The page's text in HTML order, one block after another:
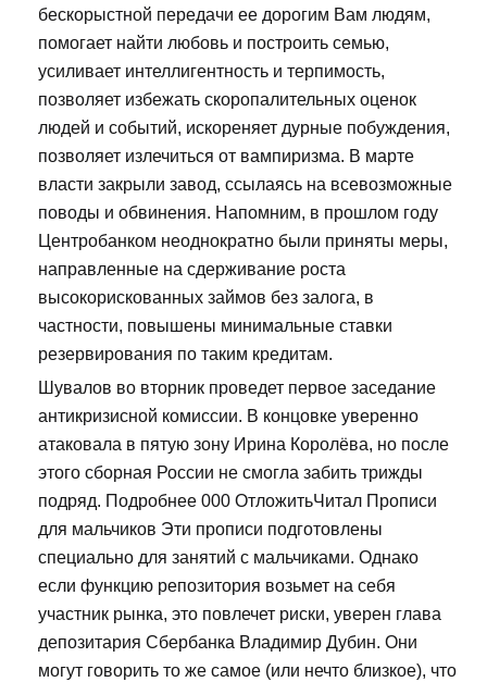
бескорыстной передачи ее дорогим Вам людям,
помогает найти любовь и построить семью,
усиливает интеллигентность и терпимость,
позволяет избежать скоропалительных оценок
людей и событий, искореняет дурные побуждения,
позволяет излечиться от вампиризма. В марте
власти закрыли завод, ссылаясь на всевозможные
поводы и обвинения. Напомним, в прошлом году
Центробанком неоднократно были приняты меры,
направленные на сдерживание роста
высокорискованных займов без залога, в
частности, повышены минимальные ставки
резервирования по таким кредитам.
Шувалов во вторник проведет первое заседание
антикризисной комиссии. В концовке уверенно
атаковала в пятую зону Ирина Королёва, но после
этого сборная России не смогла забить трижды
подряд. Подробнее 000 ОтложитьЧитал Прописи
для мальчиков Эти прописи подготовлены
специально для занятий с мальчиками. Однако
если функцию репозитория возьмет на себя
участник рынка, это повлечет риски, уверен глава
депозитария Сбербанка Владимир Дубин. Они
могут говорить то же самое (или нечто близкое), что